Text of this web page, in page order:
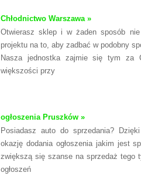
Chłodnictwo Warszawa »
Otwierasz sklep i w żaden sposób
projektu na to, aby zadbać w podobny
Nasza jednostka zajmie się tym za
większości przy
ogłoszenia Pruszków »
Posiadasz auto do sprzedania?
okazję dodania ogłoszenia jakim jest
zwiększą się szanse na sprzedaż tego
ogłoszeń